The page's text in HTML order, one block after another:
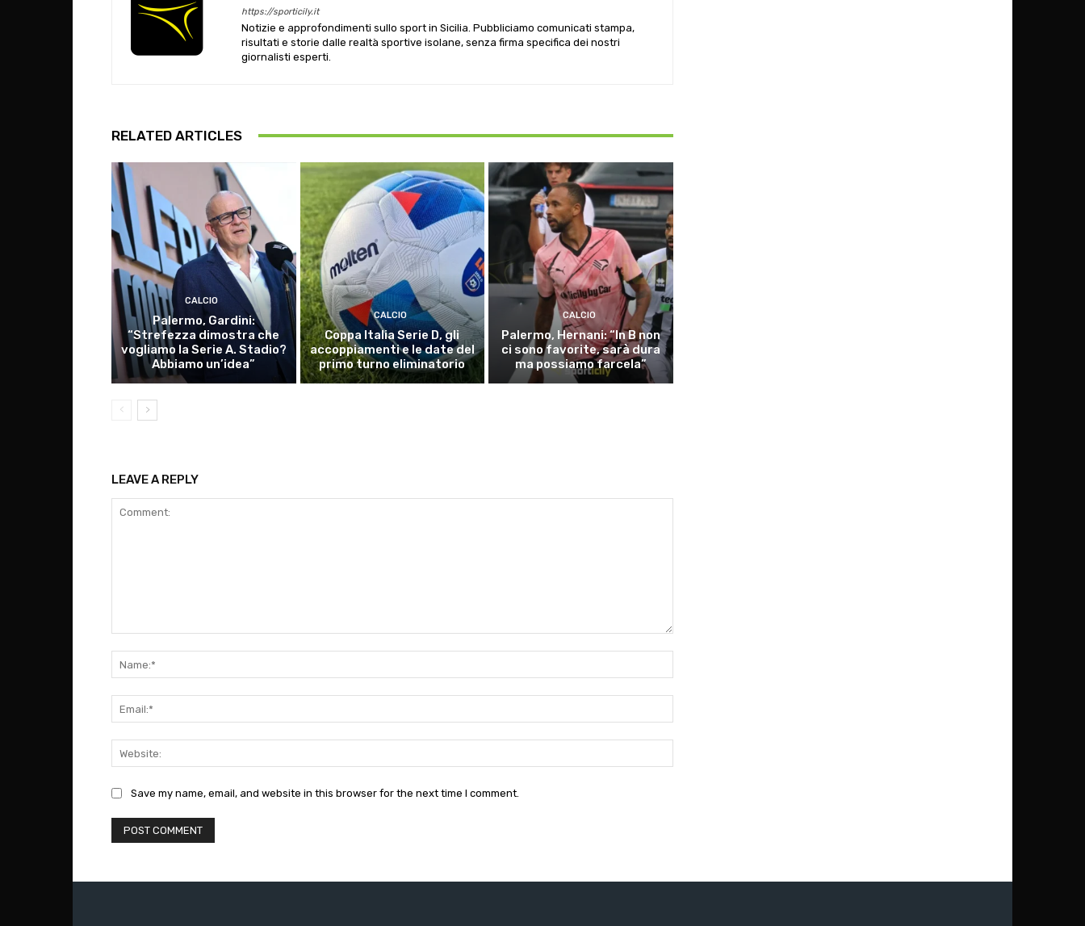
https://sporticily.it
Notizie e approfondimenti sullo sport in Sicilia. Pubbliciamo comunicati stampa,
risultati e storie dalle realtà sportive isolane, senza firma specifica dei nostri
giornalisti esperti.
RELATED ARTICLES
CALCIO
Palermo, Gardini:
“Strefezza dimostra che
vogliamo la Serie A. Stadio?
Abbiamo un’idea”
CALCIO
Coppa Italia Serie D, gli
accoppiamenti e le date del
primo turno eliminatorio
CALCIO
Palermo, Hernani: “In B non
ci sono favorite, sarà dura
ma possiamo farcela”
LEAVE A REPLY
Save my name, email, and website in this browser for the next time I comment.